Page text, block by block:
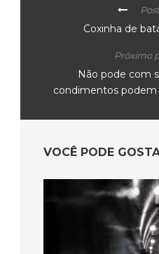
Coxinha de
Próximo
Não pode com
condimentos podem
VOCÊ PODE